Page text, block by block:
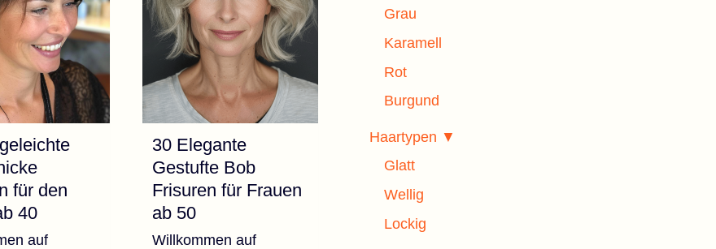
für den
40
auf
30 Elegante
Gestufte Bob
Frisuren für Frauen
ab 50
Willkommen auf
Grau
Karamell
Rot
Burgund
Haartypen ▼
Glatt
Wellig
Lockig